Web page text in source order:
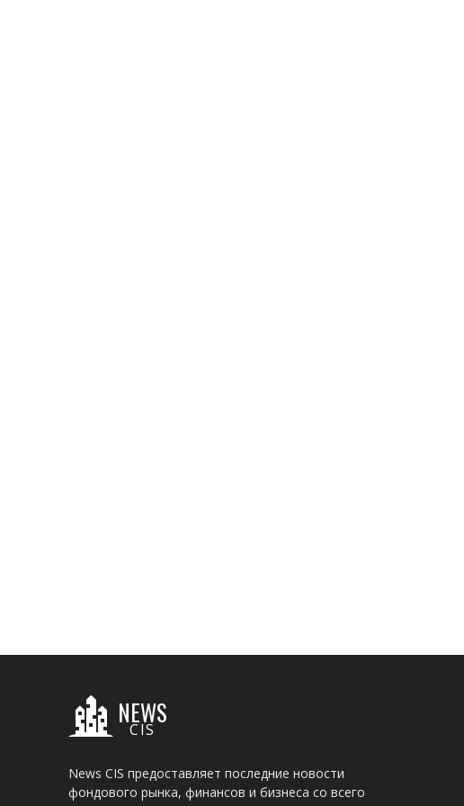
NEWS
CIS
News CIS предоставляет последние новости
фондового рынка, финансов и бизнеса со всего